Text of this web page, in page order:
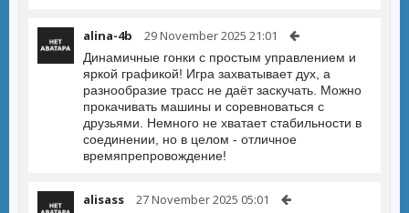
alina-4b 29 November 2025 21:01
Динамичные гонки с простым управлением и
яркой графикой! Игра захватывает дух, а
разнообразие трасс не даёт заскучать. Можно
прокачивать машины и соревноваться с
друзьями. Немного не хватает стабильности в
соединении, но в целом - отличное
времяпрепровождение!
alisass 27 November 2025 05:01